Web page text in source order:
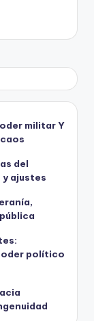
militar Y
del
ajustes
político